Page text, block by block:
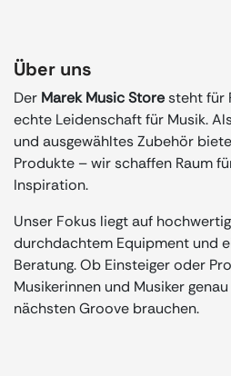
Über uns
Der Marek Music Storesteht für
echte Leidenschaft für Musik.
und ausgewähltes Zubehör
Produkte – wir schaffen Raum
Inspiration.
Unser Fokus liegt auf
durchdachtem Equipment und
Beratung. Ob Einsteiger oder
Musikerinnen und Musiker
nächsten Groove brauchen.